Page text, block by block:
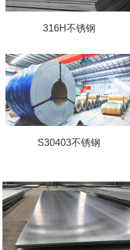
316H不锈钢
S30403不锈钢